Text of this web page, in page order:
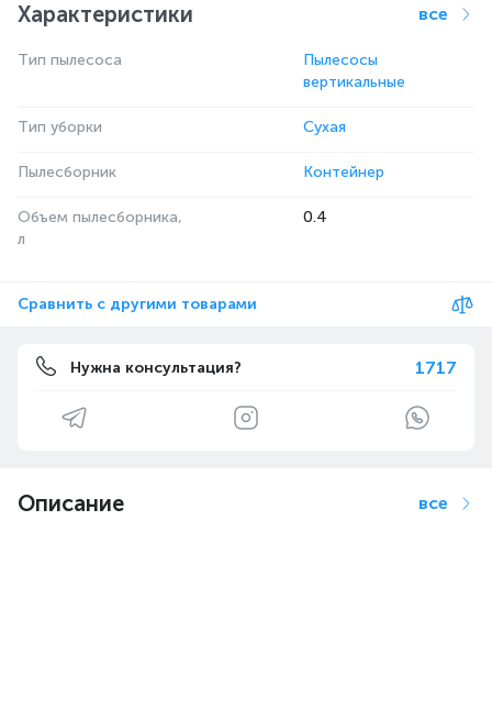
Характеристики все
Тип пылесоса
Пылесосы
вертикальные
Тип уборки Сухая
Пылесборник Контейнер
Объем пылесборника,
л
0.4
Сравнить с другими товарами
Нужна консультация? 1717
Описание все